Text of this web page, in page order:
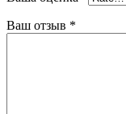
Ваш отзыв *